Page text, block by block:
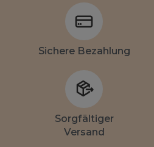
Sichere Bezahlung
Sorgfältiger
Versand